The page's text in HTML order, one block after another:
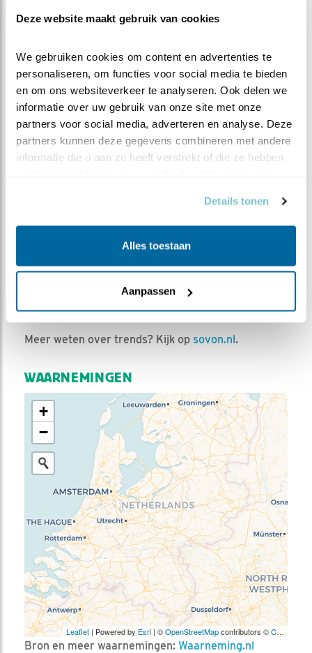
Deze website maakt gebruik van cookies
We gebruiken cookies om content en advertenties te
personaliseren, om functies voor social media te bieden
en om ons websiteverkeer te analyseren. Ook delen we
informatie over uw gebruik van onze site met onze
partners voor social media, adverteren en analyse. Deze
partners kunnen deze gegevens combineren met andere
informatie die u aan ze heeft verstrekt of die ze hebben
Details tonen
Alles toestaan
Aanpassen
Meer weten over trends? Kijk op sovon.nl.
WAARNEMINGEN
+
−
Leaflet | Powered byEsri| ©OpenStreetMapcontributors ©CARTO
Bron en meer waarnemingen: Waarneming.nl